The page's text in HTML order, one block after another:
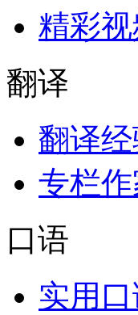
精彩
翻译
翻译
专栏作
口语
实用